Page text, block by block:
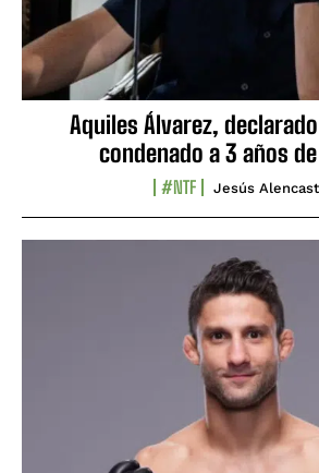
Aquiles Álvarez,
condenado a 3 años
#NTF Jesús